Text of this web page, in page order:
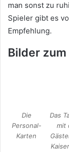
man sonst zu
Spieler gibt es
Empfehlung.
Bilder zum
Die
Personal-
Karten
Das
mit